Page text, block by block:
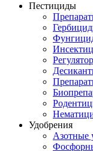
Пестициды
Удобрения
Азотные